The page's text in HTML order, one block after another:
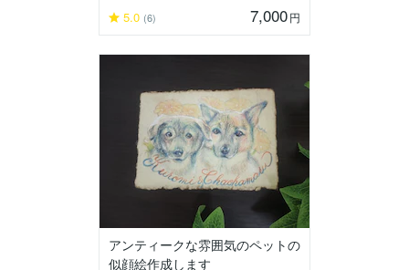
5.0 (6) 7,000円
アンティークな雰囲気のペットの
似顔絵作成します